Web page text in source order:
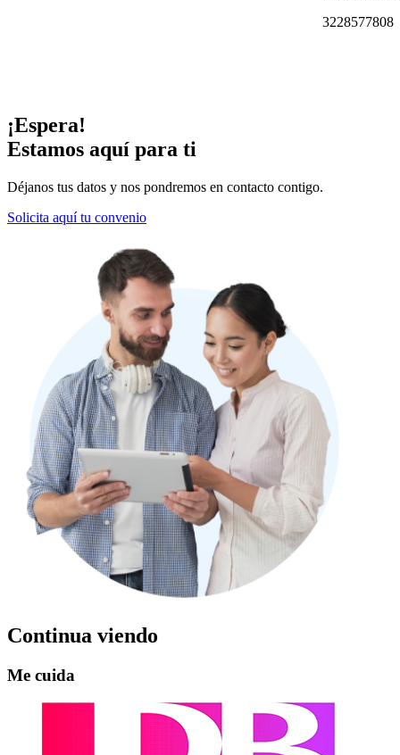
3228577808
¡Espera!
Estamos aquí para ti
Déjanos tus datos y nos pondremos en contacto contigo.
Solicita aquí tu convenio
Continua viendo
Me cuida